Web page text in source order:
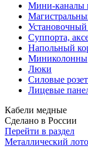
Мини-каналы
Установочный
Суппорта,
Напольный
Миниколонны
Люки
Силовые
Лицевые
Кабели медные
Сделано в России
Перейти в раздел
Металлический